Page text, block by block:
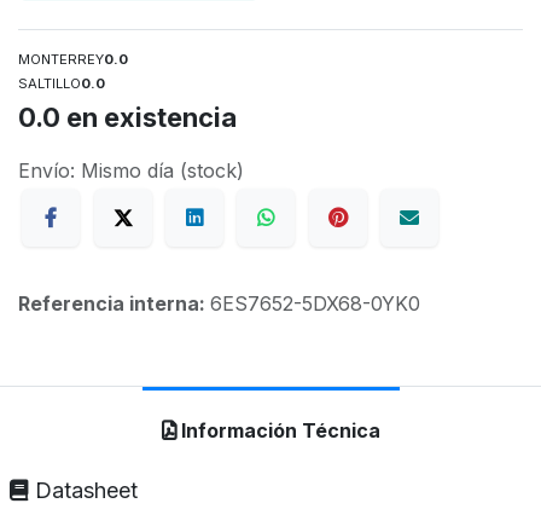
MONTERREY0.0
SALTILLO0.0
0.0 en existencia
Envío: Mismo día (stock)
Referencia interna: 6ES7652-5DX68-0YK0
Información Técnica
Datasheet